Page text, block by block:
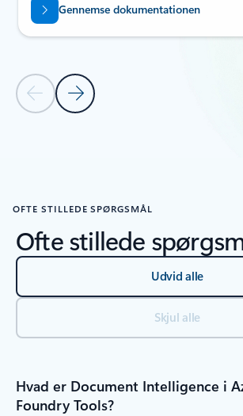
Forrige slideNæste slide
Gennemse dokumentationen
OFTE STILLEDE SPØRGSMÅL
Ofte stillede
Udvid alle
Skjul alle
Hvad er Document Intelligence i
Foundry Tools?